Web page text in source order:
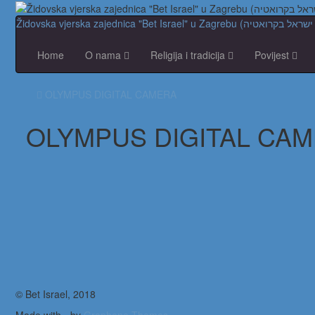
Home O nama Religija i tradicija Povijest
OLYMPUS DIGITAL
© Bet Israel, 2018